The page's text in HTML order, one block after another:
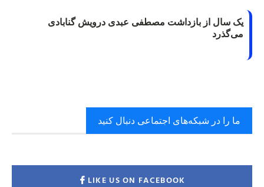
یک سال از بازداشت مصطفی عبدی درویش گنابادی
می‌گذرد
ما را در شبکه‌های اجتماعی دنبال کنید
LIKE US ON FACEBOOK